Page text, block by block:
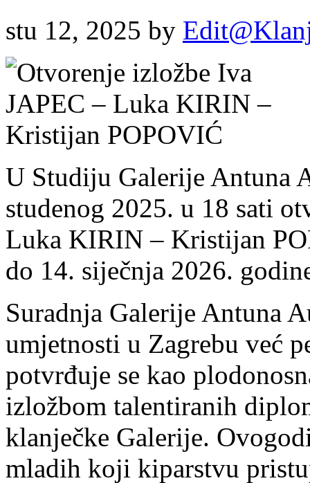
stu 12, 2025 by
U Studiju Galerije Antuna
studenog 2025. u 18 sati
Luka KIRIN – Kristijan
do 14. siječnja 2026.
Suradnja Galerije Antuna
umjetnosti u Zagrebu već
potvrđuje se kao
izložbom talentiranih
klanječke Galerije.
mladih koji kiparstvu